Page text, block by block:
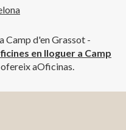
Camp d'en Grassot -
en lloguer a Camp
aOficinas.